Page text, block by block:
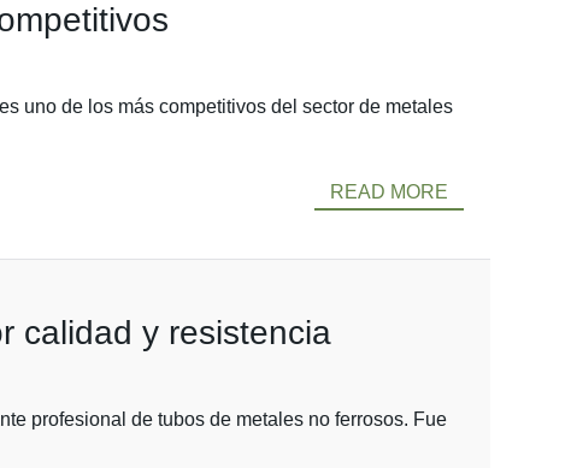
uno de los más competitivos del sector de metales
READ MORE
calidad y resistencia
profesional de tubos de metales no ferrosos. Fue